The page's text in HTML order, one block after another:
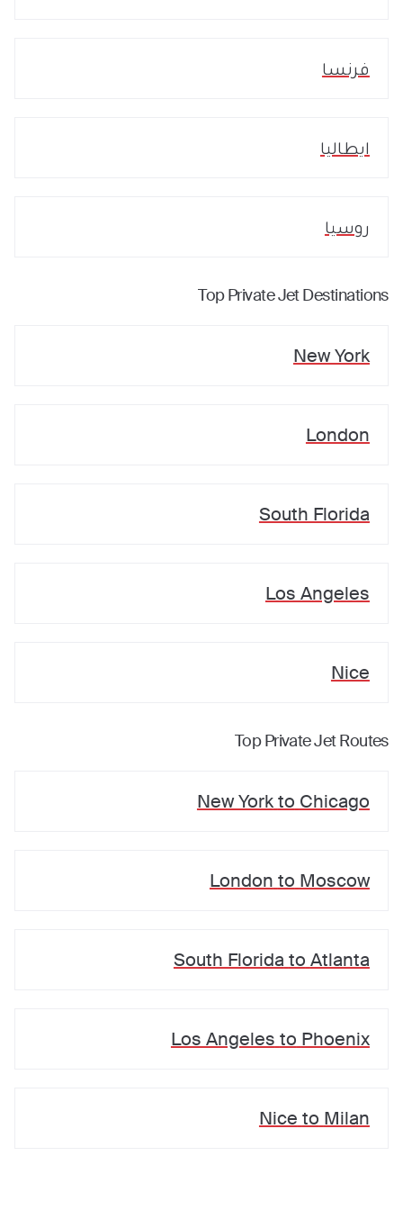
فرنسا
ايطاليا
روسيا
Top Private Jet Destinations
New York
London
South Florida
Los Angeles
Nice
Top Private Jet Routes
New Yorkto Chicago
London to Moscow
South Florida to Atlanta
Los Angeles to Phoenix
Nice to Milan